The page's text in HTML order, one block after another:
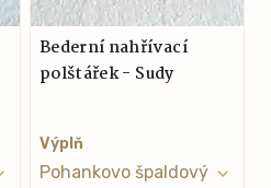
Bederní nahřívací
polštářek - Sudy
Výplň